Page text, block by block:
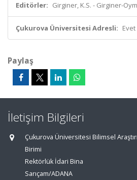
Editörler: Girginer, K.S. - Girginer-
Çukurova Üniversitesi Adresli: Evet
Paylaş
İletişim Bilgileri
Çukurova Üniversitesi Bilimsel
Birimi
Rektörlük İdari Bina
Sarıçam/ADANA